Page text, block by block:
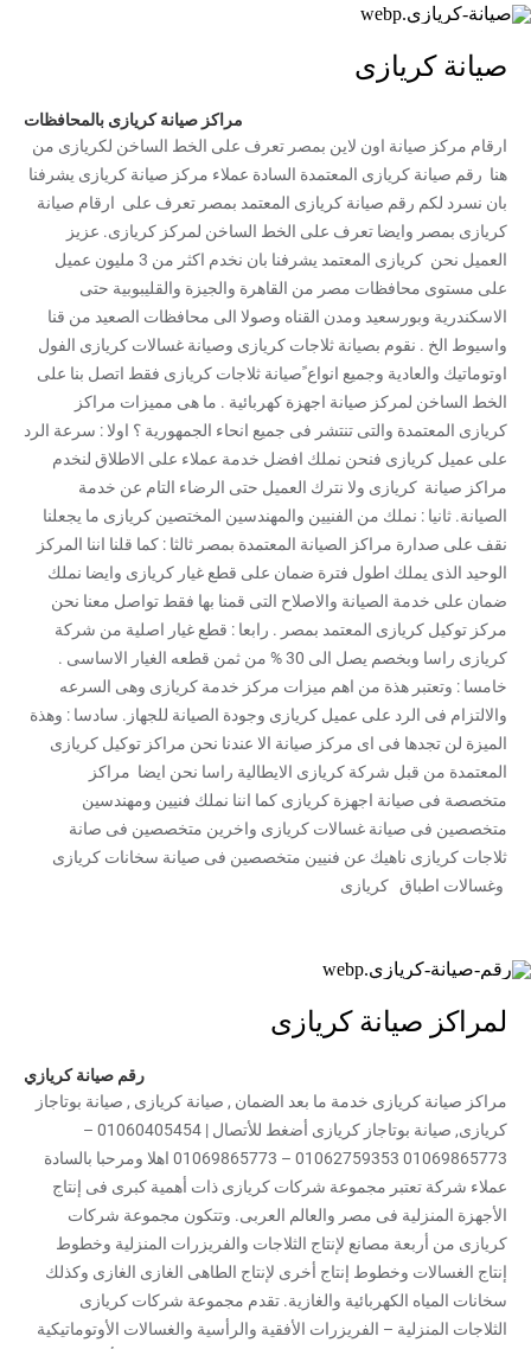
صيانة كريازى
مراكز صيانة كريازى بالمحافظات
ارقام مركز صيانة اون لاين بمصر تعرف على الخط الساخن لكريازى من
هنا رقم صيانة كريازى المعتمدة السادة عملاء مركز صيانة كريازى يشرفنا
بان نسرد لكم رقم صيانة كريازى المعتمد بمصر تعرف على ارقام صيانة
كريازى بمصر وايضا تعرف على الخط الساخن لمركز كريازى. عزيز
العميل نحن كريازى المعتمد يشرفنا بان نخدم اكثر من 3 مليون عميل
على مستوى محافظات مصر من القاهرة والجيزة والقليبوبية حتى
الاسكندرية وبورسعيد ومدن القناه وصولا الى محافظات الصعيد من قنا
واسيوط الخ . نقوم بصيانة ثلاجات كريازى وصيانة غسالات كريازى الفول
اوتوماتيك والعادية وجميع انواع ًصيانة ثلاجات كريازى فقط اتصل بنا على
الخط الساخن لمركز صيانة اجهزة كهربائية . ما هى مميزات مراكز
كريازى المعتمدة والتى تنتشر فى جميع انحاء الجمهورية ؟ اولا : سرعة الرد
على عميل كريازى فنحن نملك افضل خدمة عملاء على الاطلاق لنخدم
مراكز صيانة كريازى ولا نترك العميل حتى الرضاء التام عن خدمة
الصيانة. ثانيا : نملك من الفنيين والمهندسين المختصين كريازى ما يجعلنا
نقف على صدارة مراكز الصيانة المعتمدة بمصر ثالثا : كما قلنا اننا المركز
الوحيد الذى يملك اطول فترة ضمان على قطع غيار كريازى وايضا نملك
ضمان على خدمة الصيانة والاصلاح التى قمنا بها فقط تواصل معنا نحن
مركز توكيل كريازى المعتمد بمصر . رابعا : قطع غيار اصلية من شركة
كريازى راسا وبخصم يصل الى 30 % من ثمن قطعه الغيار الاساسى .
خامسا : وتعتبر هذة من اهم ميزات مركز خدمة كريازى وهى السرعه
والالتزام فى الرد على عميل كريازى وجودة الصيانة للجهاز. سادسا : وهذة
الميزة لن تجدها فى اى مركز صيانة الا عندنا نحن مراكز توكيل كريازى
المعتمدة من قبل شركة كريازى الايطالية راسا نحن ايضا مراكز
متخصصة فى صيانة اجهزة كريازى كما اننا نملك فنيين ومهندسين
متخصصين فى صيانة غسالات كريازى واخرين متخصصين فى صانة
ثلاجات كريازى ناهيك عن فنيين متخصصين فى صيانة سخانات كريازى
وغسالات اطباق كريازى
لمراكز صيانة كريازى
رقم صيانة كريازي
مراكز صيانة كريازى خدمة ما بعد الضمان , صيانة كريازى , صيانة بوتاجاز
كريازى, صيانة بوتاجاز كريازى أضغط للأتصال | 01060405454 –
01069865773 01062759353 – 01069865773 اهلا ومرحبا بالسادة
عملاء شركة تعتبر مجموعة شركات كريازى ذات أهمية كبرى فى إنتاج
الأجهزة المنزلية فى مصر والعالم العربى. وتتكون مجموعة شركات
كريازى من أربعة مصانع لإنتاج الثلاجات والفريزرات المنزلية وخطوط
إنتاج الغسالات وخطوط إنتاج أخرى لإنتاج الطاهى الغازى الغازى وكذلك
سخانات المياه الكهربائية والغازية. تقدم مجموعة شركات كريازى
الثلاجات المنزلية – الفريزرات الأفقية والرأسية والغسالات الأوتوماتيكية